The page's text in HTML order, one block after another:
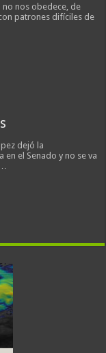
no nos obedece, de
patrones difíciles de
dejó la
el Senado y no se va